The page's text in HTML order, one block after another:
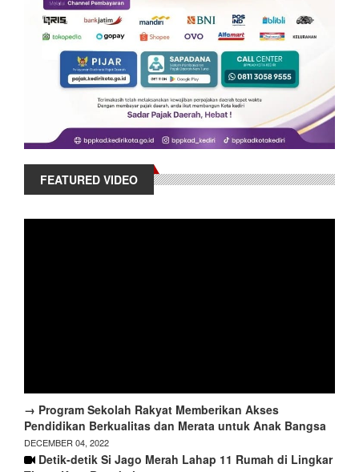
FEATURED VIDEO
→ Program Sekolah Rakyat Memberikan Akses
Pendidikan Berkualitas dan Merata untuk Anak Bangsa
DECEMBER 04, 2022
Detik-detik Si Jago Merah Lahap 11 Rumah di Lingkar